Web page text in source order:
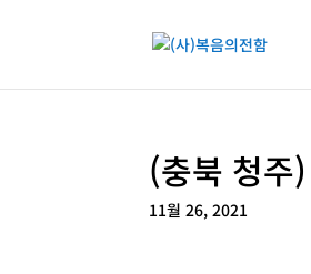
(충북 청주
11월 26, 2021